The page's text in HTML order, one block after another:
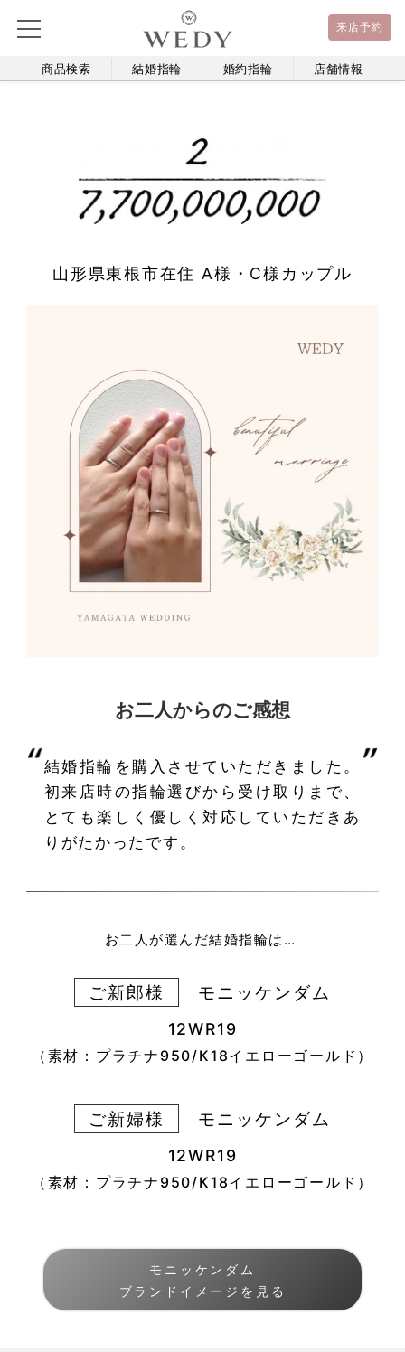
来店予約
商品検索 結婚指輪 婚約指輪 店舗情報
山形県東根市在住 A様・C様カップル
お二人からのご感想
結婚指輪を購入させていただきました。
初来店時の指輪選びから受け取りまで、
とても楽しく優しく対応していただきあ
りがたかったです。
お二人が選んだ結婚指輪は…
ご新郎様 モニッケンダム
12WR19
（素材：プラチナ950/K18イエローゴールド）
ご新婦様 モニッケンダム
12WR19
（素材：プラチナ950/K18イエローゴールド）
モニッケンダム
ブランドイメージを見る